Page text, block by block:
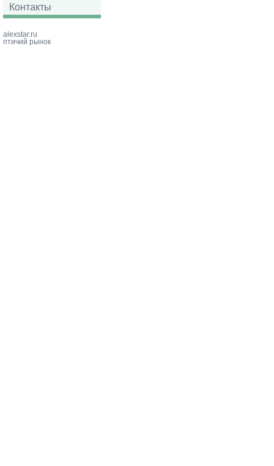
Контакты
alexstar.ru
птичий рынок